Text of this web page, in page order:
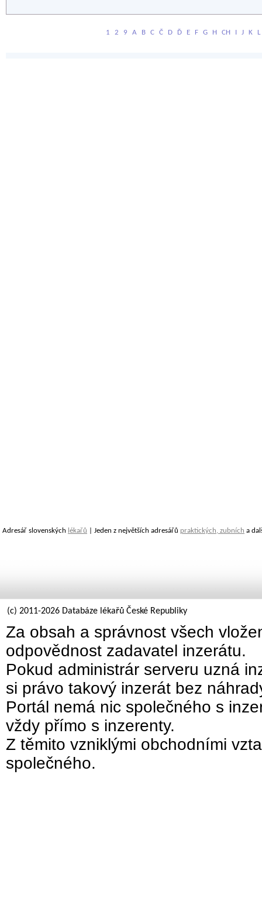
1 2 9 A B C Č D Ď E F G H CH I J K L
Adresář slovenských lékařů | Jeden z největších adresářů praktických, zubních a
(c) 2011-2026 Databáze lékařů České Republiky
Za obsah a správnost všech
odpovědnost zadavatel inzerátu.
Pokud administrár serveru uzná
si právo takový inzerát bez
Portál nemá nic společného s
vždy přímo s inzerenty.
Z těmito vzniklými obchodními
společného.